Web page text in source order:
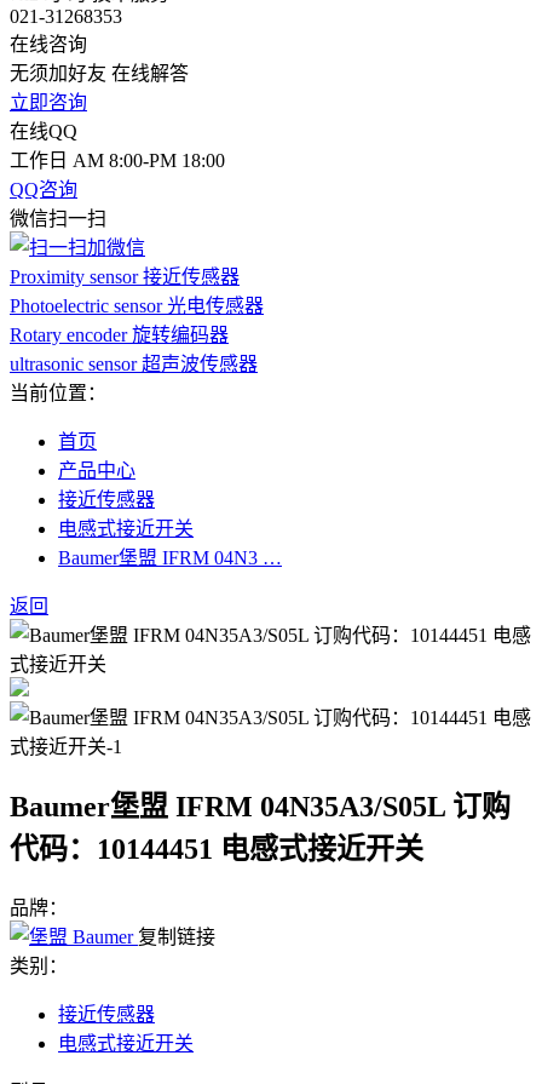
021-31268353
在线咨询
无须加好友 在线解答
立即咨询
在线QQ
工作日 AM 8:00-PM 18:00
QQ咨询
微信扫一扫
Proximity sensor 接近传感器
Photoelectric sensor 光电传感器
Rotary encoder 旋转编码器
ultrasonic sensor 超声波传感器
当前位置：
首页
产品中心
接近传感器
电感式接近开关
Baumer堡盟 IFRM 04N3 …
返回
Baumer堡盟 IFRM 04N35A3/S05L 订购
代码：10144451 电感式接近开关
品牌：
复制链接
类别：
接近传感器
电感式接近开关